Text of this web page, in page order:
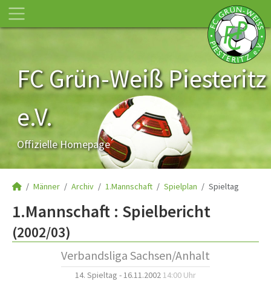
FC Grün-Weiß Piesteritz
e.V.
Offizielle Homepage
Männer Archiv 1.Mannschaft Spielplan Spieltag
1.Mannschaft : Spielbericht
(2002/03)
Verbandsliga Sachsen/Anhalt
14. Spieltag - 16.11.2002 14:00 Uhr